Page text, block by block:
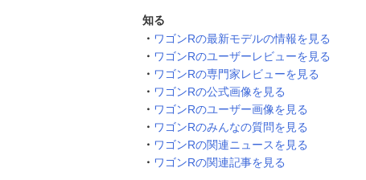
知る
ワゴンRの最新モデルの情報を見る
ワゴンRのユーザーレビューを見る
ワゴンRの専門家レビューを見る
ワゴンRの公式画像を見る
ワゴンRのユーザー画像を見る
ワゴンRのみんなの質問を見る
ワゴンRの関連ニュースを見る
ワゴンRの関連記事を見る